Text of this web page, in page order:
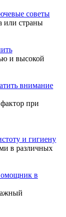
советы
или страны
и высокой
внимание
при
и гигиену
в различных
в